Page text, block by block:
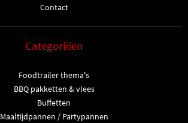
Contact
Categoriëen
Foodtrailer thema's
BBQ pakketten & vlees
Buffetten
Maaltijdpannen / Partypannen